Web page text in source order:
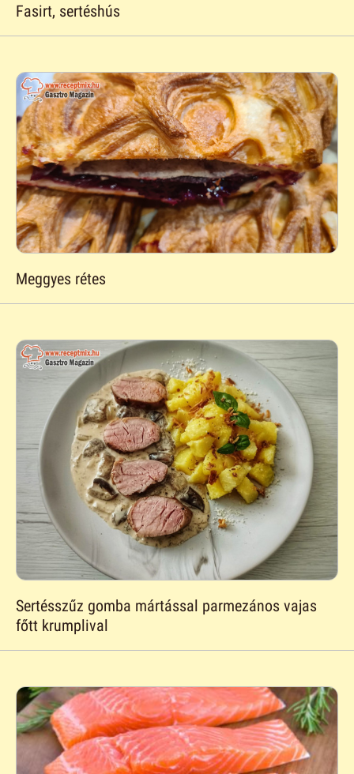
Fasirt, sertéshús
Meggyes rétes
Sertésszűz gomba mártással parmezános vajas
főtt krumplival